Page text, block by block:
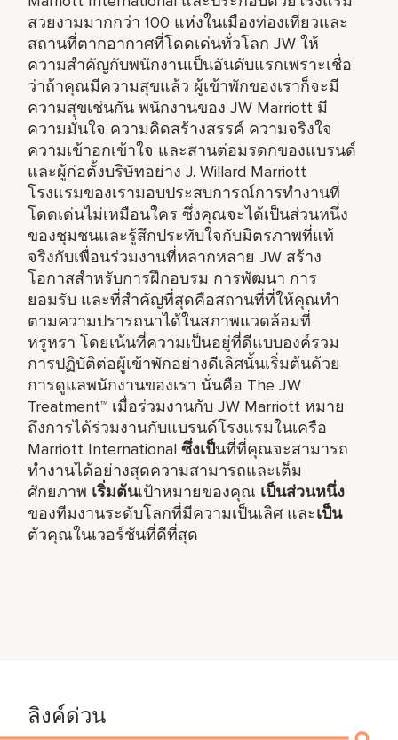
สวยงามมากกว่า 100 แห่งในเมืองท่องเที่ยวและ
สถานที่ตากอากาศที่โดดเด่นทั่วโลก JW ให้
ความสำคัญกับพนักงานเป็นอันดับแรกเพราะเชื่อ
ว่าถ้าคุณมีความสุขแล้ว ผู้เข้าพักของเราก็จะมี
ความสุขเช่นกัน พนักงานของ JW Marriott มี
ความมั่นใจ ความคิดสร้างสรรค์ ความจริงใจ
ความเข้าอกเข้าใจ และสานต่อมรดกของแบรนด์
และผู้ก่อตั้งบริษัทอย่าง J. Willard Marriott
โรงแรมของเรามอบประสบการณ์การทำงานที่
โดดเด่นไม่เหมือนใคร ซึ่งคุณจะได้เป็นส่วนหนึ่ง
ของชุมชนและรู้สึกประทับใจกับมิตรภาพที่แท้
จริงกับเพื่อนร่วมงานที่หลากหลาย JW สร้าง
โอกาสสำหรับการฝึกอบรม การพัฒนา การ
ยอมรับ และที่สำคัญที่สุดคือสถานที่ที่ให้คุณทำ
ตามความปรารถนาได้ในสภาพแวดล้อมที่
หรูหรา โดยเน้นที่ความเป็นอยู่ที่ดีแบบองค์รวม
การปฏิบัติต่อผู้เข้าพักอย่างดีเลิศนั้นเริ่มต้นด้วย
การดูแลพนักงานของเรา นั่นคือ The JW
Treatment™ เมื่อร่วมงานกับ JW Marriott หมาย
ถึงการได้ร่วมงานกับแบรนด์โรงแรมในเครือ
Marriott Internationalซึ่งเป็นที่ที่คุณจะสามารถ
ทำงานได้อย่างสุดความสามารถและเต็ม
ศักยภาพ เริ่มต้นเป้าหมายของคุณ เป็นส่วนหนึ่ง
ของทีมงานระดับโลกที่มีความเป็นเลิศ และเป็น
ตัวคุณในเวอร์ชันที่ดีที่สุด
ลิงค์ด่วน